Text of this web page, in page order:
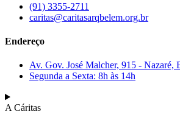
(91) 3355-2711
caritas@caritasarqbelem.org.br
Endereço
Av. Gov. José Malcher, 915 - Nazaré,
Segunda a Sexta: 8h às 14h
A Cáritas